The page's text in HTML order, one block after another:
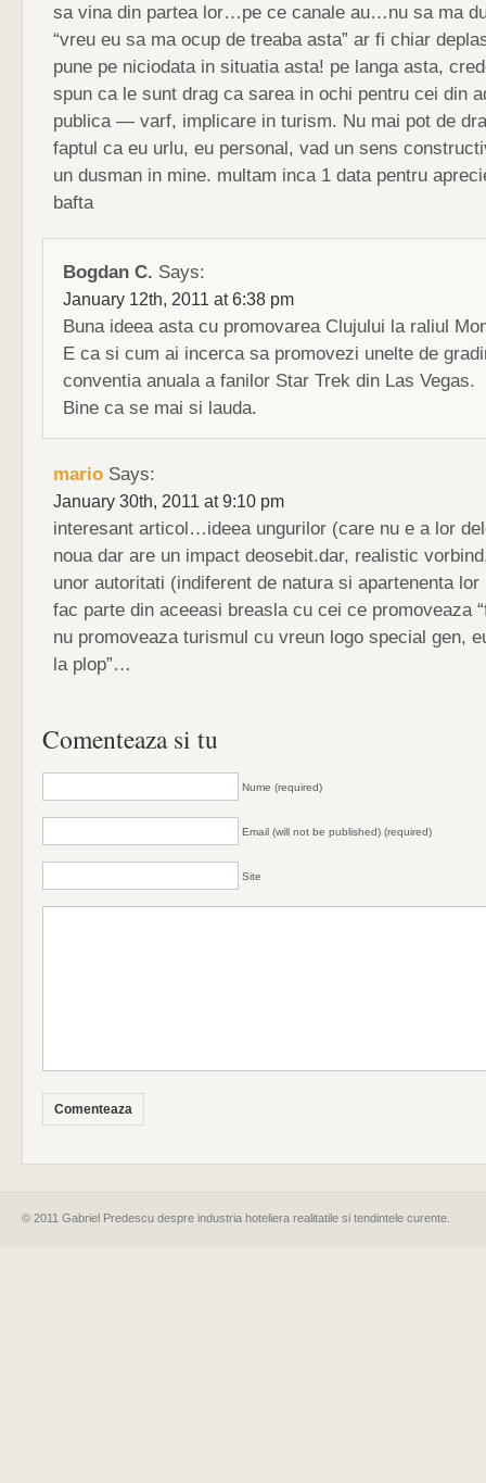
sa vina din partea lor…pe ce canale au…nu sa ma
“vreu eu sa ma ocup de treaba asta” ar fi chiar
pune pe niciodata in situatia asta! pe langa asta,
spun ca le sunt drag ca sarea in ochi pentru cei din
publica — varf, implicare in turism. Nu mai pot de
faptul ca eu urlu, eu personal, vad un sens
un dusman in mine. multam inca 1 data pentru
bafta
Bogdan C. Says:
January 12th, 2011 at 6:38 pm
Buna ideea asta cu promovarea Clujului la raliul
E ca si cum ai incerca sa promovezi unelte de
conventia anuala a fanilor Star Trek din Las Vegas.
Bine ca se mai si lauda.
mario Says:
January 30th, 2011 at 9:10 pm
interesant articol…ideea ungurilor (care nu e a lor
noua dar are un impact deosebit.dar, realistic
unor autoritati (indiferent de natura si apartenenta
fac parte din aceeasi breasla cu cei ce promoveaza
nu promoveaza turismul cu vreun logo special gen,
la plop”…
Comenteaza si tu
Nume (required)
Email (will not be published) (required)
Site
© 2011 Gabriel Predescu despre industria hoteliera realitatile si tendintele curente.